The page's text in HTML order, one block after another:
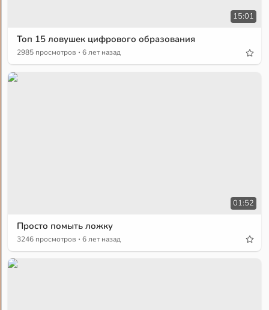
15:01
Топ 15 ловушек цифрового образования
2985 просмотров · 6 лет назад
01:52
Просто помыть ложку
3246 просмотров · 6 лет назад